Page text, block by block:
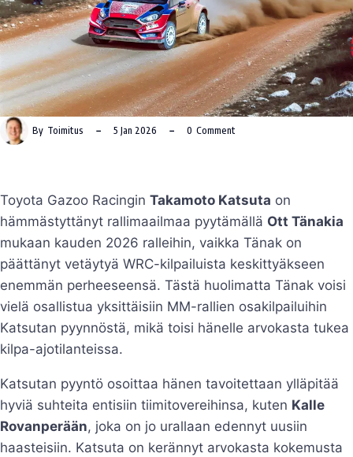
By Toimitus 5 Jan 2026 0 Comment
Toyota Gazoo Racingin Takamoto Katsuta on
hämmästyttänyt rallimaailmaa pyytämällä Ott Tänakia
mukaan kauden 2026 ralleihin, vaikka Tänak on
päättänyt vetäytyä WRC-kilpailuista keskittyäkseen
enemmän perheeseensä. Tästä huolimatta Tänak voisi
vielä osallistua yksittäisiin MM-rallien osakilpailuihin
Katsutan pyynnöstä, mikä toisi hänelle arvokasta tukea
kilpa-ajotilanteissa.
Katsutan pyyntö osoittaa hänen tavoitettaan ylläpitää
hyviä suhteita entisiin tiimitovereihinsa, kuten Kalle
Rovanperään, joka on jo urallaan edennyt uusiin
haasteisiin. Katsuta on kerännyt arvokasta kokemusta